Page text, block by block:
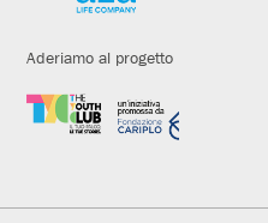
Aderiamo al progetto